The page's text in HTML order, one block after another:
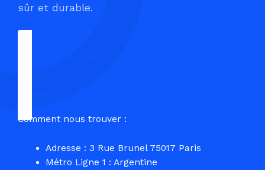
sûr et durable.
Comment nous trouver :
Adresse : 3 Rue Brunel 75017 Paris
Métro Ligne 1 : Argentine